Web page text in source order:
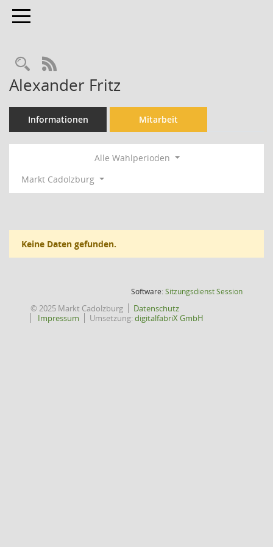
Toggle navigation
Rechercheauswahl
RSS-Feed
Alexander Fritz
Informationen Mitarbeit
Alle Wahlperioden
Markt Cadolzburg
Keine Daten gefunden.
Software:SitzungsdienstSession(Wird in
© 2025 Markt Cadolzburg
Datenschutz
Impressum
Umsetzung:digitalfabriX GmbH